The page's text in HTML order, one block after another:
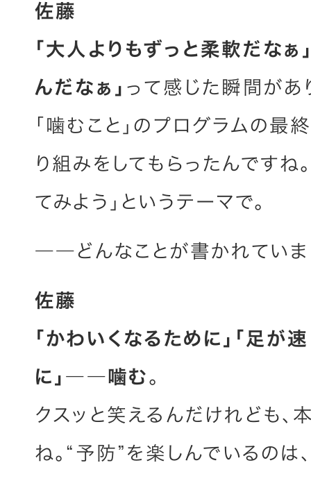
佐藤
「大人よりもずっと柔軟だなぁ
んだなぁ」 って感じた瞬間があ
「噛むこと」のプログラムの最
り組みをしてもらったんですね
てみよう」というテーマで。
――どんなことが書かれていま
佐藤
「かわいくなるために」「足が
に」――噛む。
クスッと笑えるんだけれども、
ね。“予防”を楽しんでいるのは